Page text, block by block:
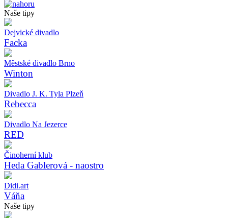
Naše tipy
Dejvické divadlo
Facka
Městské divadlo Brno
Winton
Divadlo J. K. Tyla Plzeň
Rebecca
Divadlo Na Jezerce
RED
Činoherní klub
Heda Gablerová - naostro
Didi.art
Váňa
Naše tipy